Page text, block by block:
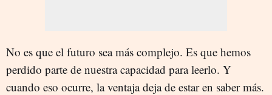
No es que el futuro sea más complejo. Es que hemos
perdido parte de nuestra capacidad para leerlo. Y
cuando eso ocurre, la ventaja deja de estar en saber más.